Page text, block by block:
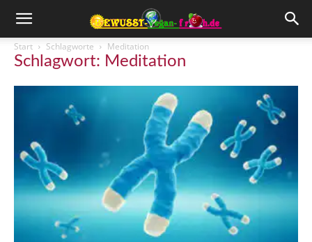
Start Schlagworte Meditation
Schlagwort: Meditation